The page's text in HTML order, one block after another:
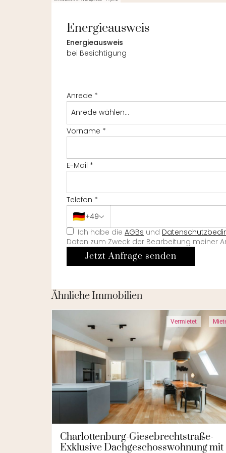
Energieausweis
Energieausweis
bei Besichtigung
Anrede *
Anrede wählen...
Vorname *
E-Mail *
Telefon *
🇩🇪+49
Ich habe die AGBs und
Daten zum Zweck der Bearbeitung meiner
Jetzt Anfrage senden
Ähnliche Immobilien
Vermietet
Charlottenburg-Giesebrechtstraße-
Exklusive Dachgeschosswohnung mit